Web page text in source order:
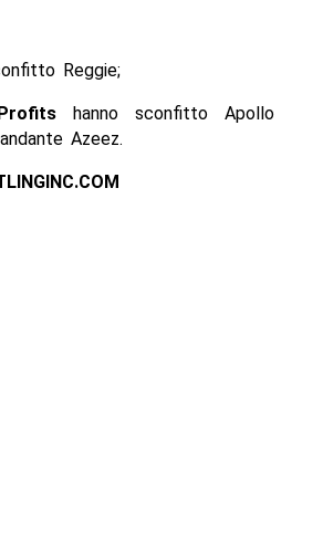
Reggie;
hanno sconfitto Apollo
Azeez.